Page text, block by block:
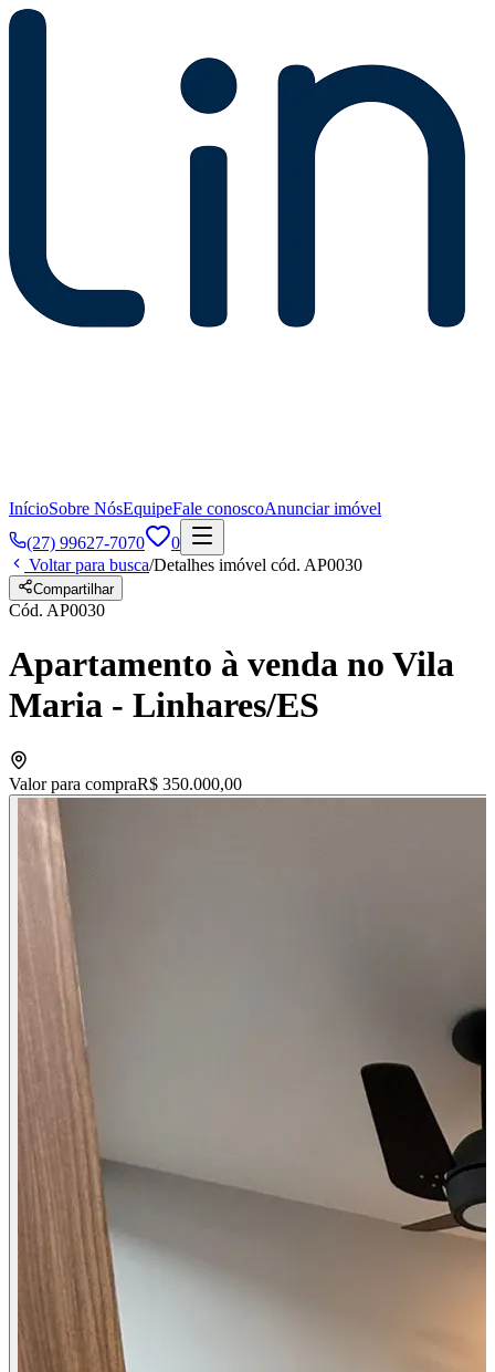
InícioSobre NósEquipeFale conoscoAnunciar imóvel
(27) 99627-7070
0
Voltar para busca/Detalhes imóvel cód. AP0030
Compartilhar
Cód. AP0030
Apartamento à venda no Vila
Maria - Linhares/ES
Valor para compraR$ 350.000,00